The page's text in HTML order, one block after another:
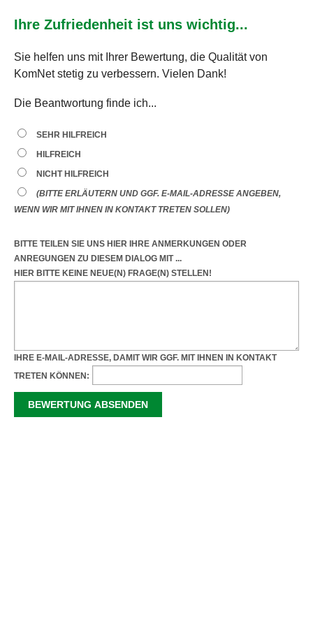
Ihre Zufriedenheit ist uns wichtig...
Sie helfen uns mit Ihrer Bewertung, die Qualität von
KomNet stetig zu verbessern. Vielen Dank!
Die Beantwortung finde ich...
SEHR HILFREICH
HILFREICH
NICHT HILFREICH
(BITTE ERLÄUTERN UND GGF. E-MAIL-ADRESSE ANGEBEN,
WENN WIR MIT IHNEN IN KONTAKT TRETEN SOLLEN)
BITTE TEILEN SIE UNS HIER IHRE ANMERKUNGEN ODER
ANREGUNGEN ZU DIESEM DIALOG MIT ...
HIER BITTE KEINE NEUE(N) FRAGE(N) STELLEN!
IHRE E-MAIL-ADRESSE, DAMIT WIR GGF. MIT IHNEN IN KONTAKT
TRETEN KÖNNEN: